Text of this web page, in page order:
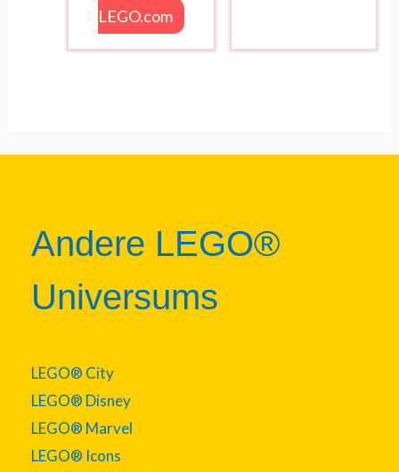
LEGO.com
Andere LEGO®
Universums
LEGO® City
LEGO® Disney
LEGO® Marvel
LEGO® Icons